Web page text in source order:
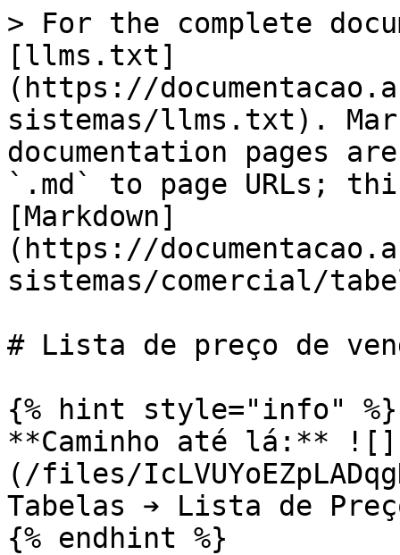
> For the complete
[llms.txt]
(https://
sistemas/llms.txt).
documentation pages
`.md` to page URLs;
[Markdown]
(https://
sistemas/comercial/
# Lista de preço de
{% hint style="info" %}
**Caminho até lá:** ![]
(/files/
Tabelas ➔ Lista de
{% endhint %}